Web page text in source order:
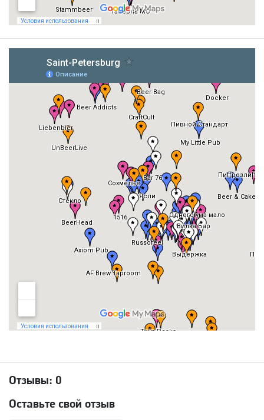
Отзывы: 0
Оставьте свой отзыв